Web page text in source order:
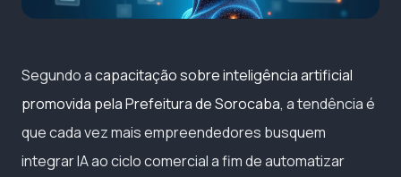
Segundo acapacitação sobre inteligência artificial
promovida pela Prefeitura de Sorocaba, a tendência é
que cada vez mais empreendedores busquem
integrar IA ao ciclo comercial a fim de automatizar